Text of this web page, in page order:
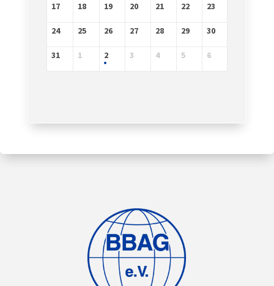
17 18 19 20 21 22 23
24 25 26 27 28 29 30
31 1 2 3 4 5 6